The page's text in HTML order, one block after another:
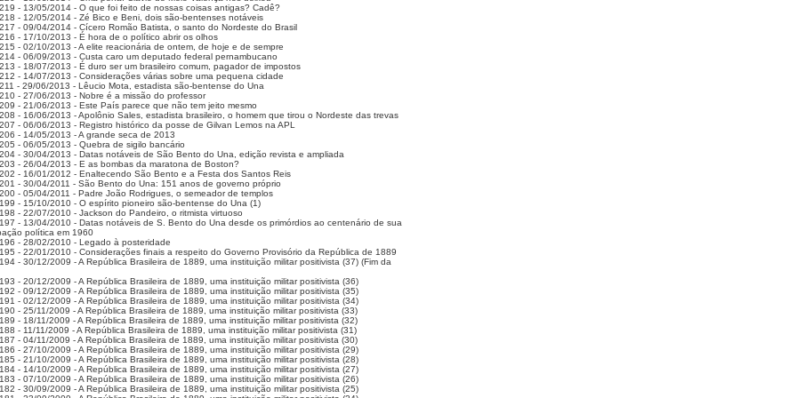
- 13/05/2014 - O que foi feito de nossas coisas antigas? Cadê?
- 12/05/2014 - Zé Bico e Beni, dois são-bentenses notáveis
- 09/04/2014 - Cícero Romão Batista, o santo do Nordeste do Brasil
- 17/10/2013 - É hora de o político abrir os olhos
- 02/10/2013 - A elite reacionária de ontem, de hoje e de sempre
- 06/09/2013 - Custa caro um deputado federal pernambucano
- 18/07/2013 - É duro ser um brasileiro comum, pagador de impostos
- 14/07/2013 - Considerações várias sobre uma pequena cidade
- 29/06/2013 - Lêucio Mota, estadista são-bentense do Una
- 27/06/2013 - Nobre é a missão do professor
- 21/06/2013 - Este País parece que não tem jeito mesmo
- 16/06/2013 - Apolônio Sales, estadista brasileiro, o homem que tirou o Nordeste das trevas
- 06/06/2013 - Registro histórico da posse de Gilvan Lemos na APL
- 14/05/2013 - A grande seca de 2013
- 06/05/2013 - Quebra de sigilo bancário
- 30/04/2013 - Datas notáveis de São Bento do Una, edição revista e ampliada
- 26/04/2013 - E as bombas da maratona de Boston?
- 16/01/2012 - Enaltecendo São Bento e a Festa dos Santos Reis
- 30/04/2011 - São Bento do Una: 151 anos de governo próprio
- 05/04/2011 - Padre João Rodrigues, o semeador de templos
- 15/10/2010 - O espírito pioneiro são-bentense do Una (1)
- 22/07/2010 - Jackson do Pandeiro, o ritmista virtuoso
- 13/04/2010 - Datas notáveis de S. Bento do Una desde os primórdios ao centenário de sua
política em 1960
- 28/02/2010 - Legado à posteridade
- 22/01/2010 - Considerações finais a respeito do Governo Provisório da República de 1889
- 30/12/2009 - A República Brasileira de 1889, uma instituição militar positivista (37) (Fim da
- 20/12/2009 - A República Brasileira de 1889, uma instituição militar positivista (36)
- 09/12/2009 - A República Brasileira de 1889, uma instituição militar positivista (35)
- 02/12/2009 - A República Brasileira de 1889, uma instituição militar positivista (34)
- 25/11/2009 - A República Brasileira de 1889, uma instituição militar positivista (33)
- 18/11/2009 - A República Brasileira de 1889, uma instituição militar positivista (32)
- 11/11/2009 - A República Brasileira de 1889, uma instituição militar positivista (31)
- 04/11/2009 - A República Brasileira de 1889, uma instituição militar positivista (30)
- 27/10/2009 - A República Brasileira de 1889, uma instituição militar positivista (29)
- 21/10/2009 - A República Brasileira de 1889, uma instituição militar positivista (28)
- 14/10/2009 - A República Brasileira de 1889, uma instituição militar positivista (27)
- 07/10/2009 - A República Brasileira de 1889, uma instituição militar positivista (26)
- 30/09/2009 - A República Brasileira de 1889, uma instituição militar positivista (25)